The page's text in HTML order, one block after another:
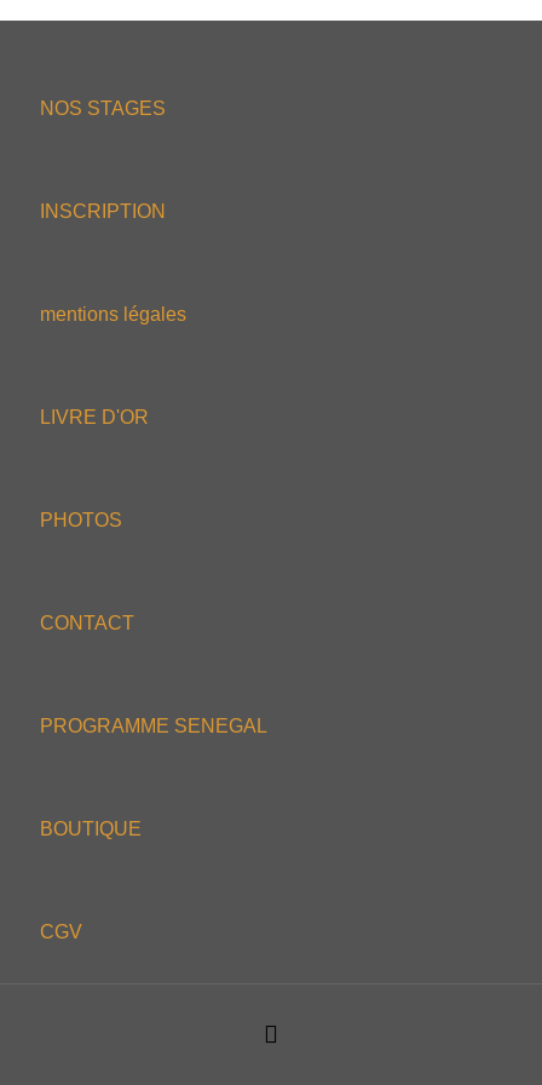
NOS STAGES
INSCRIPTION
mentions légales
LIVRE D'OR
PHOTOS
CONTACT
PROGRAMME SENEGAL
BOUTIQUE
CGV